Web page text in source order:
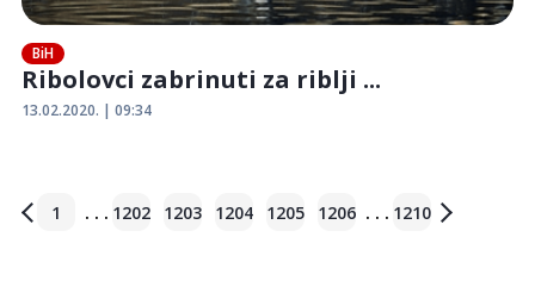
BiH
Ribolovci zabrinuti za riblji ...
13.02.2020. | 09:34
1 . . . 1202 1203 1204 1205 1206 . . . 1210